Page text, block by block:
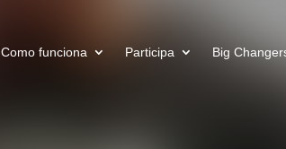
Como funciona Participa Big